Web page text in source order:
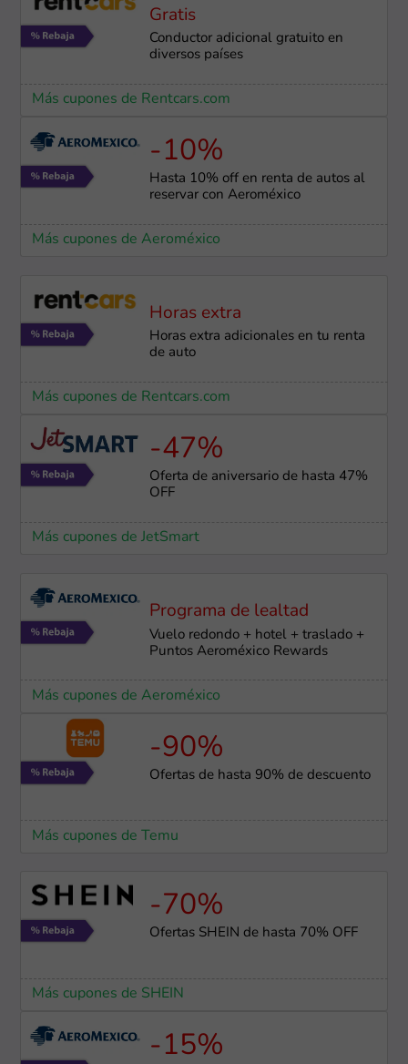
Gratis
Conductor adicional gratuito en
diversos países
Más cupones de Rentcars.com
-10%
Hasta 10% off en renta de autos al
reservar con Aeroméxico
Más cupones de Aeroméxico
Horas extra
Horas extra adicionales en tu renta
de auto
Más cupones de Rentcars.com
-47%
Oferta de aniversario de hasta 47%
OFF
Más cupones de JetSmart
Programa de lealtad
Vuelo redondo + hotel + traslado +
Puntos Aeroméxico Rewards
Más cupones de Aeroméxico
-90%
Ofertas de hasta 90% de descuento
Más cupones de Temu
-70%
Ofertas SHEIN de hasta 70% OFF
Más cupones de SHEIN
-15%